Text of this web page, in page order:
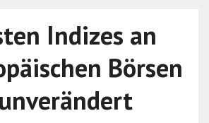
Indizes an
Börsen